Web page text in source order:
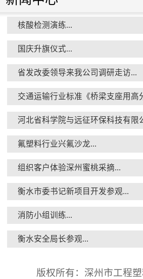
衡水市委书记新项目开发
消防小组训练...
核酸检测演练...
国庆升旗仪式...
省发改委领导来我公司调研走访...
氟塑料行业兴氟沙龙...
组织客户体验深州蜜桃采摘...
衡水市委书记新项目开发参观...
消防小组训练...
衡水安全局长参观...
版权所有：深州市工程